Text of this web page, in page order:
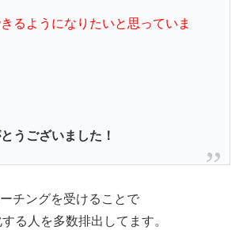
るようになりたいと思っていま
うございました！
チングを受けることで
る人を多数排出してます。